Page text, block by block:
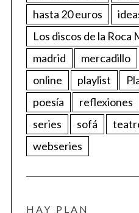
hasta 20 euros
Los discos de la Roca
madrid
mercadillo
online
playlist
poesía
reflexiones
series
sofá
webseries
HAY PLAN